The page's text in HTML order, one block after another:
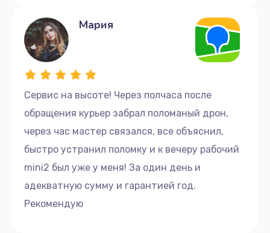
Сервис на высоте! Через полчаса после
обращения курьер забрал поломаный дрон,
через час мастер связался, все объяснил,
быстро устранил поломку и к вечеру рабочий
mini2 был уже у меня! За один день и
адекватную сумму и гарантией год.
Рекомендую
Мария